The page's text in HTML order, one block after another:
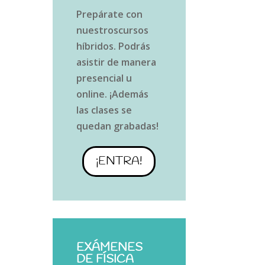
Prepárate con
nuestroscursos
híbridos. Podrás
asistir de manera
presencial u
online. ¡Además
las clases se
quedan grabadas!
¡ENTRA!
EXÁMENES
DE FÍSICA